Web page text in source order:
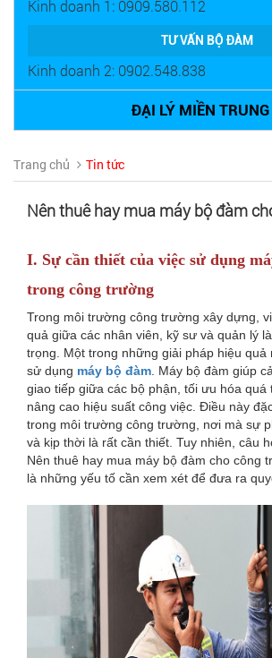
Kinh doanh 1: 0909.580.112
TƯ VẤN BỘ ĐÀM
Kinh doanh 2: 0902.548.838
ĐẠI LÝ MIỀN TRUNG
Trang chủ Tin tức
Nên thuê hay mua máy bộ đàm
I. Sự cần thiết của việc sử dụng
trong công trường
Trong môi trường công trường xây dựng,
quả giữa các nhân viên, kỹ sư và quản lý
trọng. Một trong những giải pháp hiệu quả
sử dụng máy bộ đàm . Máy bộ đàm giúp
giao tiếp giữa các bộ phận, tối ưu hóa quá
nâng cao hiệu suất công việc. Điều này
trong môi trường công trường, nơi mà sự
và kịp thời là rất cần thiết. Tuy nhiên, câu
Nên thuê hay mua máy bộ đàm cho công
là những yếu tố cần xem xét để đưa ra